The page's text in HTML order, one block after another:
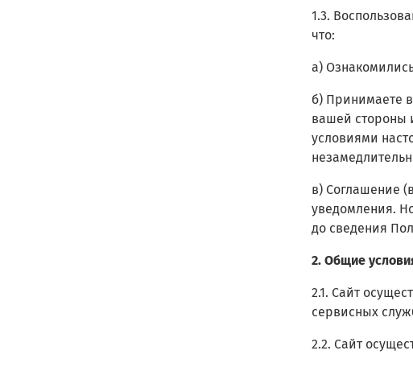
1.3.
что:
а)
б) Принимаете
вашей стороны
условиями
в) Соглашение
уведомления.
до сведения
2. Общие
2.1. Сайт
сервисных
2.2. Сайт